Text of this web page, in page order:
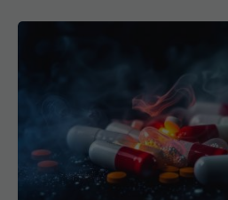
Cel mai puternic calmant
ineficient în multe cazuri